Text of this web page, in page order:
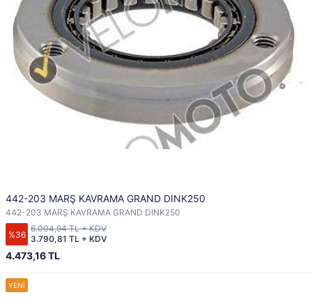
442-203 MARŞ KAVRAMA GRAND DINK250
442-203 MARŞ KAVRAMA GRAND DINK250
%36
4.473,16 TL
3.790,81 TL + KDV
6.004,94 TL + KDV